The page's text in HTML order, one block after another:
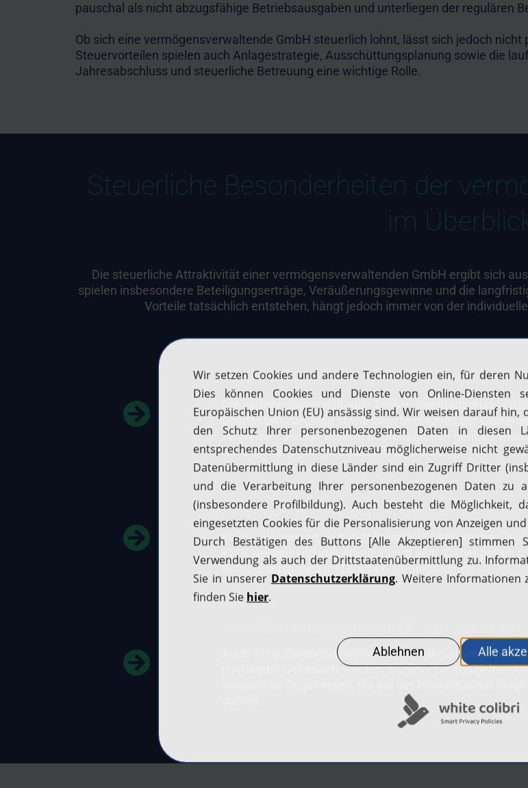
pauschal als nicht abzugsfähige Betriebsausgaben und unterliegen der regulären
Ob sich eine vermögensverwaltende GmbH steuerlich lohnt, lässt sich jedoch
Steuervorteilen spielen auch Anlagestrategie, Ausschüttungsplanung sowie die
Jahresabschluss und steuerliche Betreuung eine wichtige Rolle.
Steuerliche Besonderheiten der
im
Die steuerliche Attraktivität einer vermögensverwaltenden GmbH ergibt sich
spielen insbesondere Beteiligungserträge, Veräußerungsgewinne und die
Vorteile tatsächlich entstehen, hängt jedoch immer von der
Körperschaftsteuer und Reinvestition von
Die vermögensverwaltende GmbH unterliegt
Solidaritätszuschlag sowie gegebenenfalls der
verbleiben und für weitere Kapitalanlagen genutzt
Gesellschafter:innen besteuert zu werden.
Beteiligungserträge und § 8b KStG
Bei Beteiligungen an Kapitalgesellschaften können
KStG weitgehend steuerbegünstigt sein. Dabei gelten
Betriebsausgaben und bleiben steuerpflichtig.
Auch Veräußerungsgewinne aus Beteiligungen
privilegiert behandelt werden. Darüber hinaus gelten
steuerliche Regelungen, die bei der Planung einer